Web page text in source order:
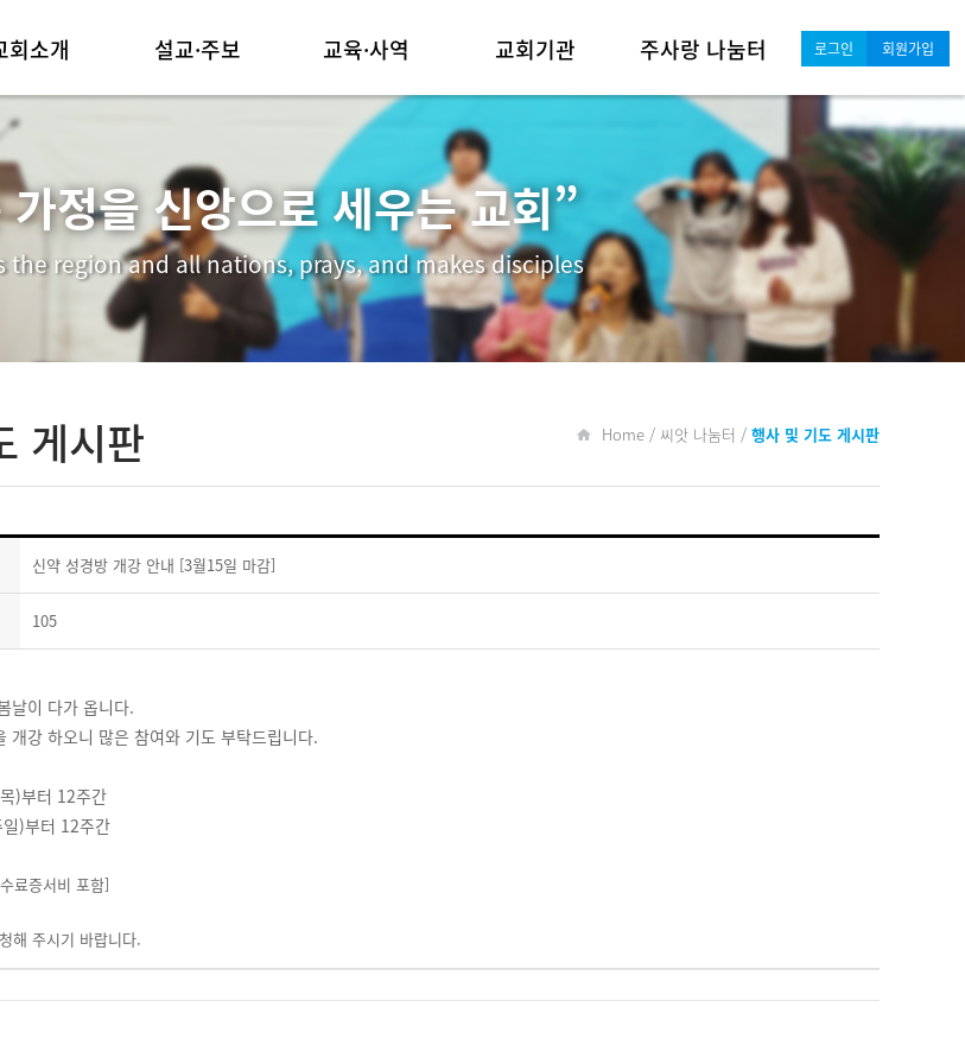
회소개
목사 인사말
교회연혁
예배안내
기는 이들
설교·주보
금요예배
교회주보
행사동영상
교육·사역
양육시스템
순모임사역
선교사역
중보기도
교회기관
중·고등부
청년·대학부
남성 공동체
여성 공동체
주사랑 나눔터
새가족 안내·소개
포토갤러리
교회소식
행사일정
행사 및 기도 게시판
자료실
로그인 회원가입
정을 신앙으로 세우는 교회”
region and all nations, prays, and makes disciples
게시판 Home / 씨앗 나눔터 / 행사 및 기도 게시판
신약 성경방 개강 안내 [3월15일 마감]
105
날이 다가 옵니다.
개강 하오니 많은 참여와 기도 부탁드립니다.
)부터 12주간
)부터 12주간
료증서비 포함]
해 주시기 바랍니다.